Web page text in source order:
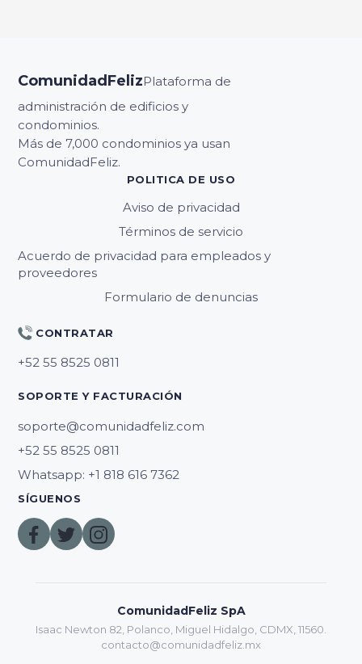
ComunidadFelizPlataforma de
administración de edificios y
condominios.
Más de 7,000 condominios ya usan
ComunidadFeliz.
POLITICA DE USO
Aviso de privacidad
Términos de servicio
Acuerdo de privacidad para empleados y
proveedores
Formulario de denuncias
CONTRATAR
SOPORTE Y FACTURACIÓN
soporte@comunidadfeliz.com
Whatsapp: +1 818 616 7362
SÍGUENOS
ComunidadFeliz SpA
Isaac Newton 82, Polanco, Miguel Hidalgo, CDMX, 11560.
contacto@comunidadfeliz.mx